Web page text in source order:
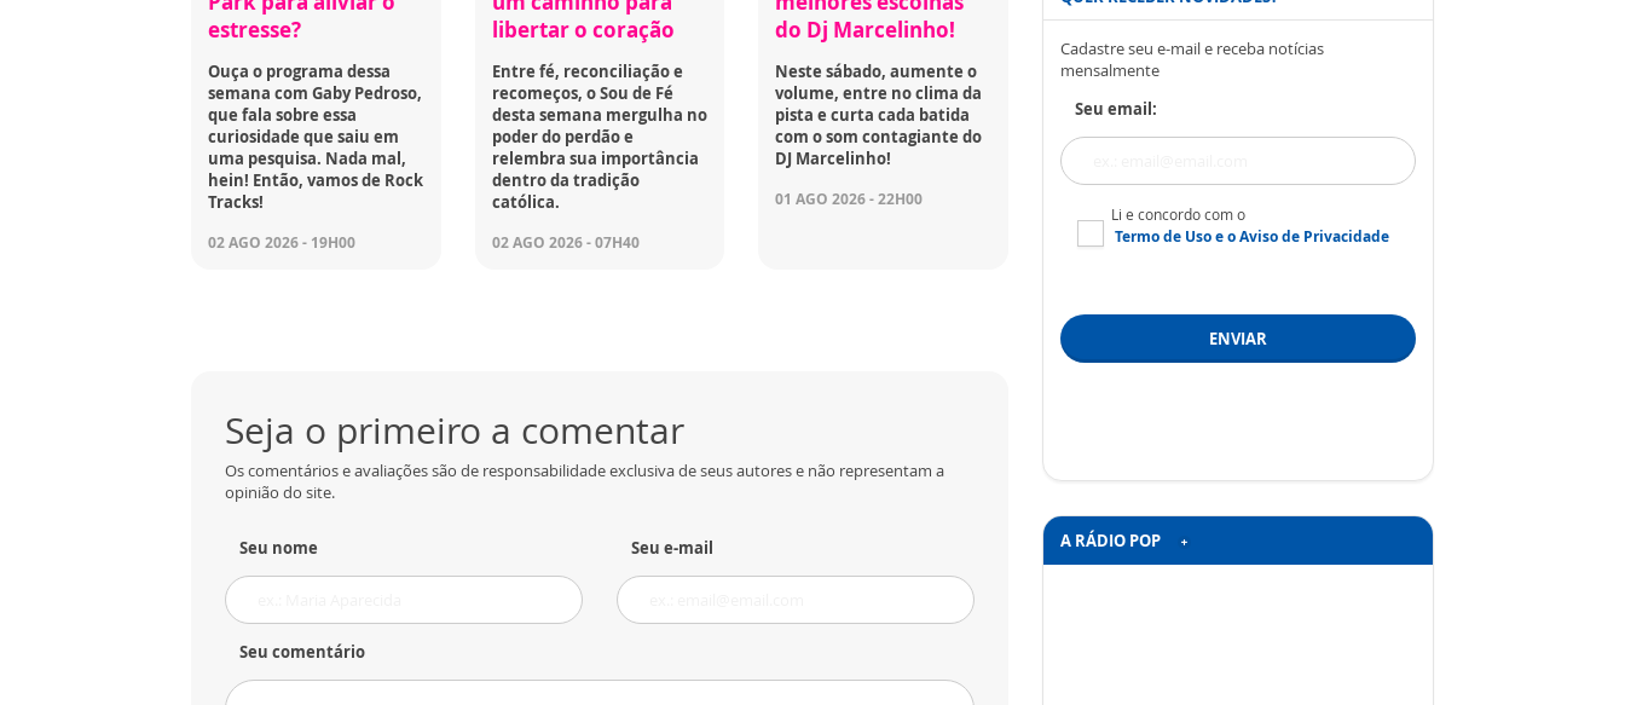
estresse?
Ouça o programa dessa
semana com Gaby Pedroso,
que fala sobre essa
curiosidade que saiu em
uma pesquisa. Nada mal,
hein! Então, vamos de Rock
Tracks!
02 AGO 2026 - 19H00
libertar o coração
Entre fé, reconciliação e
recomeços, o Sou de Fé
desta semana mergulha no
poder do perdão e
relembra sua importância
dentro da tradição
católica.
02 AGO 2026 - 07H40
do Dj Marcelinho!
Neste sábado, aumente o
volume, entre no clima da
pista e curta cada batida
com o som contagiante do
DJ Marcelinho!
01 AGO 2026 - 22H00
Seja o primeiro a comentar
Os comentários e avaliações são de responsabilidade exclusiva de seus autores e não representam a
opinião do site.
Seu nome Seu e-mail
Seu comentário
Cadastre seu e-mail e receba notícias
mensalmente
Seu email:
Li e concordo com o
Termo de Usoe oAviso de Privacidade
ENVIAR
A RÁDIO POP